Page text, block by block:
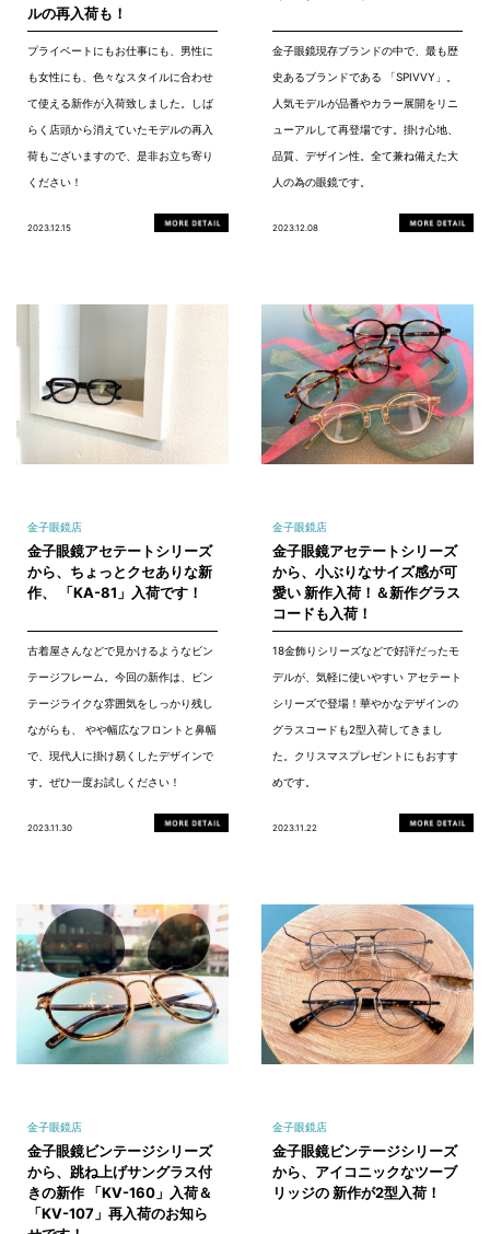
ルの再入荷も！
プライベートにもお仕事にも、男性に
も女性にも、色々なスタイルに合わせ
て使える新作が入荷致しました。しば
らく店頭から消えていたモデルの再入
荷もございますので、是非お立ち寄り
ください！
2023.12.15
金子眼鏡現存ブランドの中で、最も歴
史あるブランドである 「SPIVVY」。
人気モデルが品番やカラー展開をリニ
ューアルして再登場です。掛け心地、
品質、デザイン性。全て兼ね備えた大
人の為の眼鏡です。
2023.12.08
金子眼鏡店
金子眼鏡アセテートシリーズ
から、ちょっとクセありな新
作、 「KA-81」入荷です！
古着屋さんなどで見かけるようなビン
テージフレーム。今回の新作は、ビン
テージライクな雰囲気をしっかり残し
ながらも、 やや幅広なフロントと鼻幅
で、現代人に掛け易くしたデザインで
す。ぜひ一度お試しください！
2023.11.30
金子眼鏡店
金子眼鏡アセテートシリーズ
から、小ぶりなサイズ感が可
愛い 新作入荷！＆新作グラス
コードも入荷！
18金飾りシリーズなどで好評だったモ
デルが、気軽に使いやすい アセテート
シリーズで登場！華やかなデザインの
グラスコードも2型入荷してきまし
た。クリスマスプレゼントにもおすす
めです。
2023.11.22
金子眼鏡店
金子眼鏡ビンテージシリーズ
から、跳ね上げサングラス付
きの新作 「KV-160」入荷＆
「KV-107」再入荷のお知ら
金子眼鏡店
金子眼鏡ビンテージシリーズ
から、アイコニックなツーブ
リッジの 新作が2型入荷！